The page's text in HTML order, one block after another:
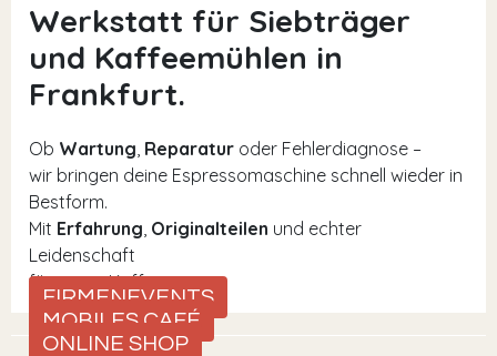
Werkstatt für Siebträger
und Kaffeemühlen in
Frankfurt.
Ob Wartung, Reparatur oder Fehlerdiagnose –
wir bringen deine Espressomaschine schnell wieder in
Bestform.
Mit Erfahrung, Originalteilen und echter
Leidenschaft
für guten Kaffee.
FIRMENEVENTS
MOBILES CAFÉ
ONLINE SHOP